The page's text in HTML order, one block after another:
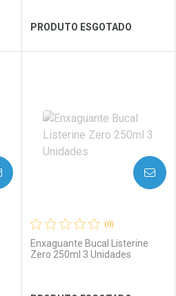
Ver Desconto Convênio
PRODUTO ESGOTADO
Laboratório
Por Menos
(0)
Enxaguante Bucal Listerine
Zero 250ml 3 Unidades
AVISE-ME